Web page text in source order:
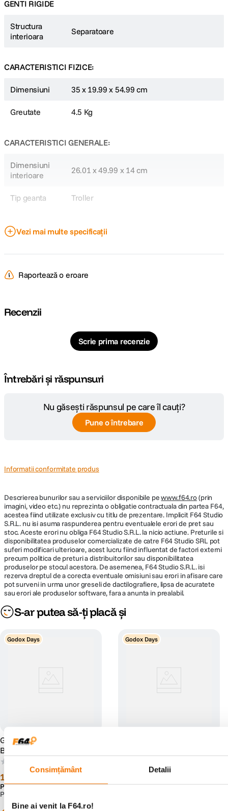
Consimțământ Detalii
Bine ai venit la F64.ro!
GENTI RIGIDE
Structura
interioara
Separatoare
CARACTERISTICI FIZICE:
Dimensiuni 35 x 19.99 x 54.99 cm
Greutate 4.5 Kg
CARACTERISTICI GENERALE:
Dimensiuni
interioare
26.01 x 49.99 x 14 cm
Tip geanta Troller
DETALII PRODUCATOR
Vezi mai multe specificații
Raportează o eroare
Recenzii
Scrie prima recenzie
Întrebări și răspunsuri
Nu găsești răspunsul pe care îl cauți?
Pune o întrebare
Informatii conformitate produs
Descrierea bunurilor sau a serviciilor disponibile pewww.f64.ro(prin
imagini, video etc.) nu reprezinta o obligatie contractuala din partea F64,
acestea fiind utilizate exclusiv cu titlu de prezentare. Implicit F64 Studio
S.R.L. nu isi asuma raspunderea pentru eventualele erori de pret sau
stoc. Aceste erori nu obliga F64 Studio S.R.L. la nicio actiune. Preturile si
disponibilitatea produselor comercializate de catre F64 Studio SRL pot
suferi modificari ulterioare, acest lucru fiind influentat de factori externi
precum politica de preturi a distribuitorilor sau disponibilitatea
produselor pe stocul acestora. De asemenea, F64 Studio S.R.L. isi
rezerva dreptul de a corecta eventuale omisiuni sau erori in afisare care
pot surveni in urma unor greseli de dactilografiere, lipsa de acuratete
sau erori ale produselor software, fara a anunta in prealabil.
S-ar putea să-ți placă și
Godox Days
Godox LE300Bi Lampa LED
Bi-color COB 300W Negru
1
Preț anterior:1.59900 lei
PRP:
Godox Days
Preț anterior:30400 lei